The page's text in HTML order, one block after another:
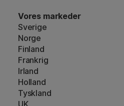
Vores markeder
Sverige
Norge
Finland
Frankrig
Irland
Holland
Tyskland
UK